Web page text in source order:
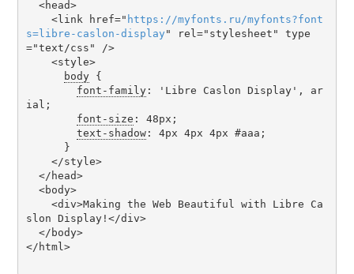
    <link href="
https ://myfonts . ru /myfonts?font
s=libre-caslon-display " rel="stylesheet" type
="text/css" />
body {
font-family: 'Libre Caslon Display', ar
ial;
font-size : 48px;
text-shadow: 4px 4px 4px #aaa;
slon Display!</div>
</html>